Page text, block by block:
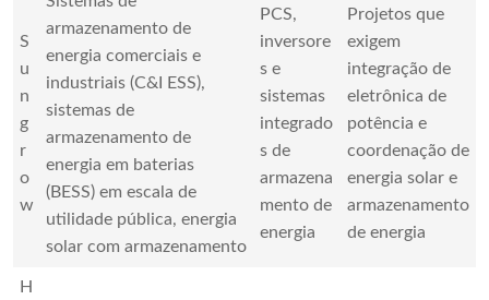
S
u
n
g
r
o
w
armazenamento de
energia comerciais e
industriais (C&I ESS),
sistemas de
armazenamento de
energia em baterias
(BESS) em escala de
utilidade pública, energia
solar com armazenamento
PCS,
inversore
s e
sistemas
integrado
s de
armazena
mento de
energia
Projetos que
exigem
integração de
eletrônica de
potência e
coordenação de
energia solar e
armazenamento
de energia
H